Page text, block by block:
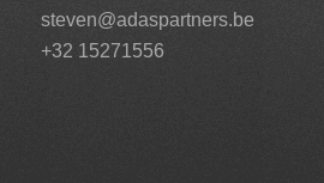
steven@adaspartners.be
+32 15271556